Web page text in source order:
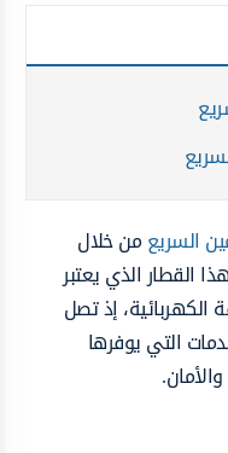
السريعمن خلال
القطار الذي يعتبر
الكهربائية، إذ تصل
الخدمات التي يوفرها